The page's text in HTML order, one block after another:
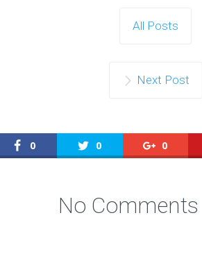
All Posts
Next Post
0 0 0
No Comments